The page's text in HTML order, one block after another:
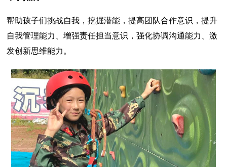
帮助孩子们挑战自我，挖掘潜能，提高团队合作意识，提升
自我管理能力、增强责任担当意识，强化协调沟通能力、激
发创新思维能力。